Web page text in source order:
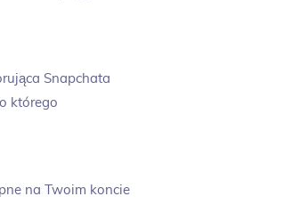
Snapchata
którego
na Twoim koncie